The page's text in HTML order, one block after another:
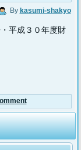
By kasumi-shakyo
平成３０年度財